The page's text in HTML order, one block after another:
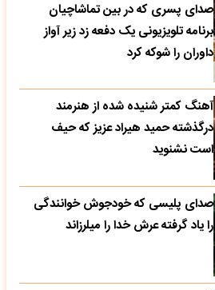
صدای پسری که در بین تماشاچیان
برنامه تلویزیونی یک دفعه زد زیر آواز
داوران را شوکه کرد
آهنگ کمتر شنیده شده از هنرمند
درگذشته حمید هیراد عزیز که حیف
است نشنوید
صدای پلیسی که خودجوش خوانندگی
را یاد گرفته عرش خدا را میلرزاند